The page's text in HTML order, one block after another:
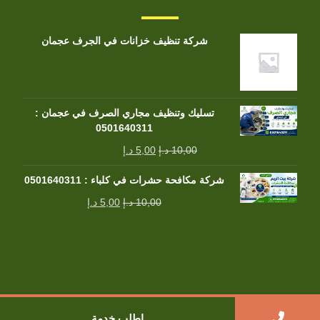
شركة تنظيف خزانات في الجرف عجمان
تسليك وتنظيف مجاري الصرف في عجمان :
0501640311
10,00 د.إ 5,00 د.إ
شركة مكافحة حشرات في كلباء : 0501640311
10,00 د.إ 5,00 د.إ
جميع الحقوق محفوظة